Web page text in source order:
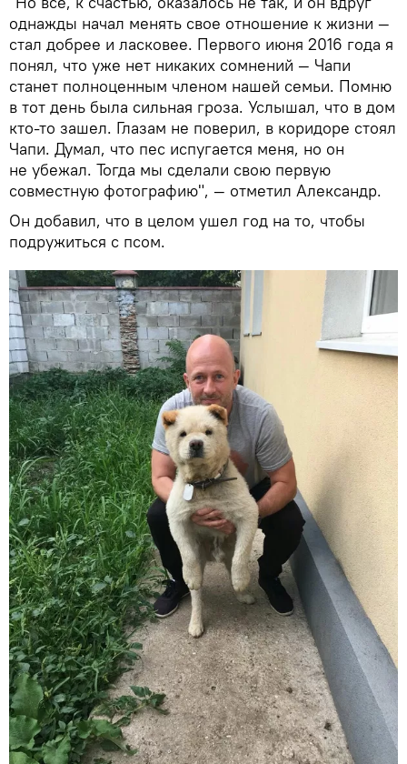
однажды начал менять свое отношение к жизни —
стал добрее и ласковее. Первого июня 2016 года я
понял, что уже нет никаких сомнений — Чапи
станет полноценным членом нашей семьи. Помню
в тот день была сильная гроза. Услышал, что в дом
кто-то зашел. Глазам не поверил, в коридоре стоял
Чапи. Думал, что пес испугается меня, но он
не убежал. Тогда мы сделали свою первую
совместную фотографию", — отметил Александр.
Он добавил, что в целом ушел год на то, чтобы
подружиться с псом.